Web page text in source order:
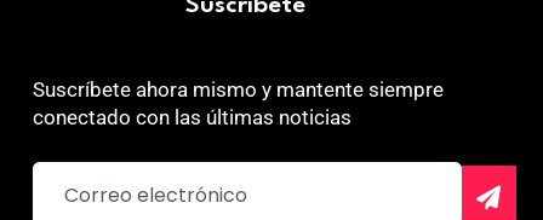
Suscríbete
Suscríbete ahora mismo y mantente siempre
conectado con las últimas noticias